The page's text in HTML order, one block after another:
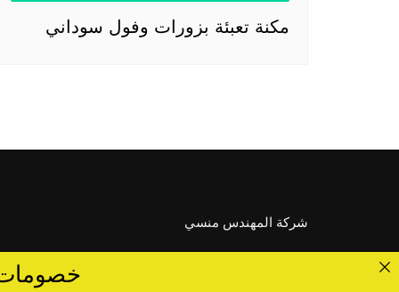
مكنة تعبئة بزورات وفول سوداني
شركة المهندس منسي
خصومات تصل الى 40 %...